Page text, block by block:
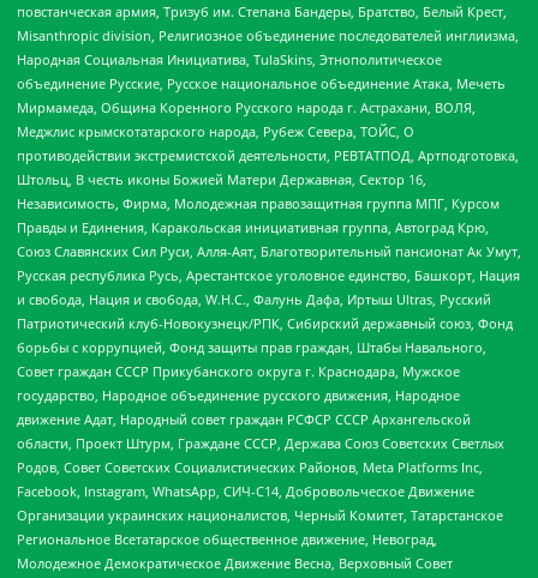
повстанческая армия, Тризуб им. Степана Бандеры, Братство, Белый Крест,
Misanthropic division, Религиозное объединение последователей инглиизма,
Народная Социальная Инициатива, TulaSkins, Этнополитическое
объединение Русские, Русское национальное объединение Атака, Мечеть
Мирмамеда, Община Коренного Русского народа г. Астрахани, ВОЛЯ,
Меджлис крымскотатарского народа, Рубеж Севера, ТОЙС, О
противодействии экстремистской деятельности, РЕВТАТПОД, Артподготовка,
Штольц, В честь иконы Божией Матери Державная, Сектор 16,
Независимость, Фирма, Молодежная правозащитная группа МПГ, Курсом
Правды и Единения, Каракольская инициативная группа, Автоград Крю,
Союз Славянских Сил Руси, Алля-Аят, Благотворительный пансионат Ак Умут,
Русская республика Русь, Арестантское уголовное единство, Башкорт, Нация
и свобода, Нация и свобода, W.H.С., Фалунь Дафа, Иртыш Ultras, Русский
Патриотический клуб-Новокузнецк/РПК, Сибирский державный союз, Фонд
борьбы с коррупцией, Фонд защиты прав граждан, Штабы Навального,
Совет граждан СССР Прикубанского округа г. Краснодара, Мужское
государство, Народное объединение русского движения, Народное
движение Адат, Народный совет граждан РСФСР СССР Архангельской
области, Проект Штурм, Граждане СССР, Держава Союз Советских Светлых
Родов, Совет Советских Социалистических Районов, Meta Platforms Inc,
Facebook, Instagram, WhatsApp, СИЧ-С14, Добровольческое Движение
Организации украинских националистов, Черный Комитет, Татарстанское
Региональное Всетатарское общественное движение, Невоград,
Молодежное Демократическое Движение Весна, Верховный Совет